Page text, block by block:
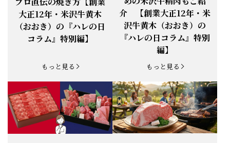
お知らせ 2026.1.20
【恵方巻】今年の2月3日は、『米沢牛
恵方巻』を！
お知らせ 2026.1.15
【新商品】『米沢牛だし茶漬け』発売
お知らせ 2025.11.3 「黄木の御歳暮」早割開始！
お知らせ 2025.9.13 「秋分の日」定休日変更のお知らせ
お知らせ 2025.6.16 新登場！一膳ご飯
大正12年・米沢牛黄木
（おおき）の『ハレの日
コラム』特別編】
もっと見る
介 【創業大正12年・米
沢牛黄木（おおき）の
『ハレの日コラム』特別
編】
もっと見る